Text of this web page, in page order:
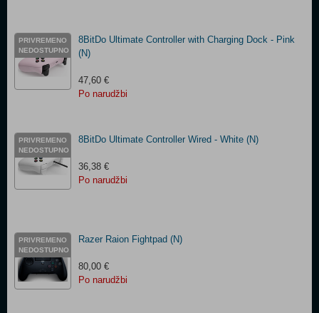
PRIVREMENO
NEDOSTUPNO
8BitDo Ultimate Controller with Charging Dock - Pink
(N)
47,60 €
Po narudžbi
PRIVREMENO
NEDOSTUPNO
8BitDo Ultimate Controller Wired - White (N)
36,38 €
Po narudžbi
PRIVREMENO
NEDOSTUPNO
Razer Raion Fightpad (N)
80,00 €
Po narudžbi